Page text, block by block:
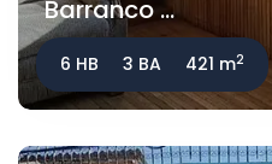
Barranco ...
6 HB 3 BA 421 m2